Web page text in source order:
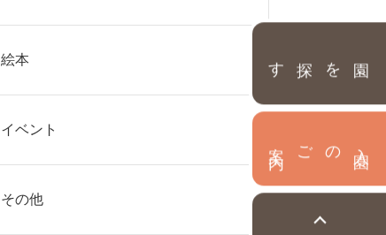
園を探す
絵本
イベント
その他